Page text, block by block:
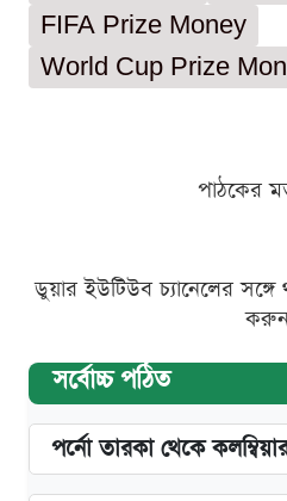
FIFA Prize Money
World Cup Prize
পাঠকের
ডুয়ার ইউটিউব চ্যানেলের সঙ্গে
সর্বোচ্চ পঠিত
পর্নো তারকা থেকে